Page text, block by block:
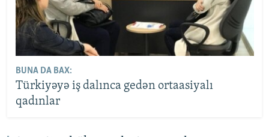
BUNA DA BAX:
Türkiyəyə iş dalınca gedən ortaasiyalı
qadınlar